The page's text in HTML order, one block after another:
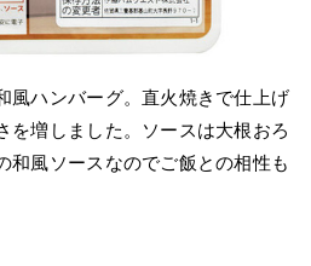
風ハンバーグ。直火焼きで仕上げ
を増しました。ソースは大根おろ
和風ソースなのでご飯との相性も